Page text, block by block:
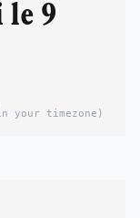
le 9
your timezone)